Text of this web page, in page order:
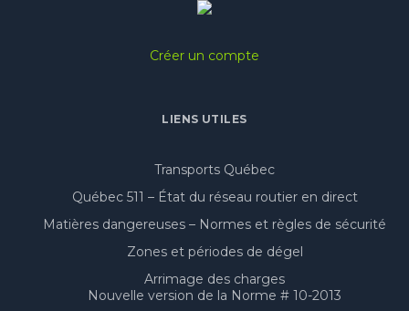
Créer un compte
LIENS UTILES
Transports Québec
Québec 511 – État du réseau routier en direct
Matières dangereuses – Normes et règles de sécurité
Zones et périodes de dégel
Arrimage des charges
Nouvelle version de la Norme # 10-2013